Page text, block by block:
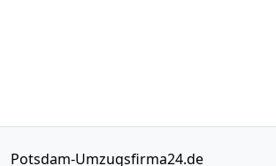
Potsdam-Umzugsfirma24.de